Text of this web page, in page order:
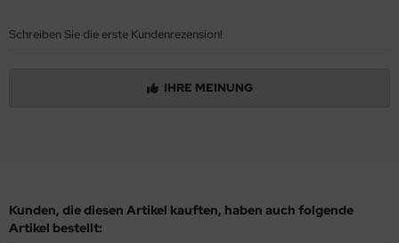
Schreiben Sie die erste Kundenrezension!
IHRE MEINUNG
Kunden, die diesen Artikel kauften, haben auch folgende
Artikel bestellt: